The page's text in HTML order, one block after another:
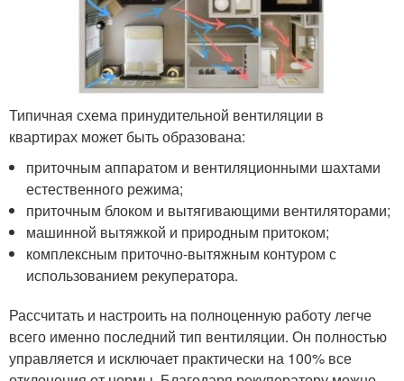
Типичная схема принудительной вентиляции в
квартирах может быть образована:
приточным аппаратом и вентиляционными шахтами
естественного режима;
приточным блоком и вытягивающими вентиляторами;
машинной вытяжкой и природным притоком;
комплексным приточно-вытяжным контуром с
использованием рекуператора.
Рассчитать и настроить на полноценную работу легче
всего именно последний тип вентиляции. Он полностью
управляется и исключает практически на 100% все